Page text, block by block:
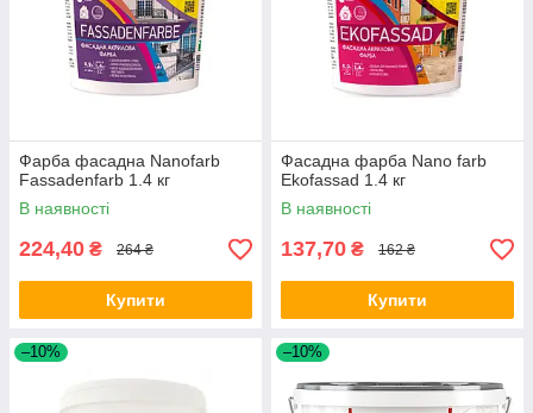
Фарба фасадна Nanofarb
Fassadenfarb 1.4 кг
В наявності
224,40 ₴ 264 ₴
Купити
Фасадна фарба Nano farb
Ekofassad 1.4 кг
В наявності
137,70 ₴ 162 ₴
Купити
–10% –10%